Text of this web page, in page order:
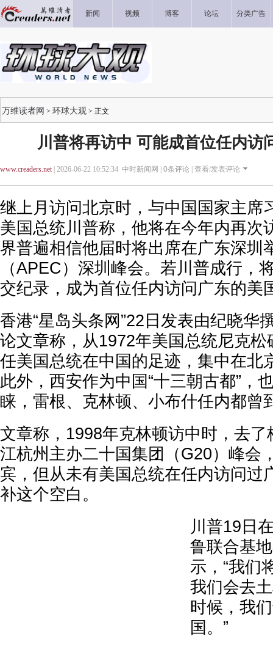
新闻 视频 博客 论坛 分类广告
万维读者网 > 环球大观 > 正文
川普将再访中 可能成首位任内访
www.creaders.net| 2026-06-22 10:52:34 中时新闻网 | 0条评论 | 查看/发表评论
继上月访问北京时，与中国国家主席
美国总统川普称，他将在今年内再次
界普遍相信他届时将出席在广东深圳
（APEC）深圳峰会。若川普成行，
交纪录，成为首位任内访问广东的美
香港“星岛头条网”22日发表由纪晓华
论文章称，从1972年美国总统尼克
任美国总统在中国的足迹，集中在北
此外，西安作为中国“十三朝古都”，
睐，雷根、克林顿、小布什任内都曾
文章称，1998年克林顿访中时，去
江杭州主办二十国集团（G20）峰会
宾，但从未有美国总统在任内访问过
补这个空白。
川普19日
鲁联合基
示，“我们
我们会去
时候，我
国。”